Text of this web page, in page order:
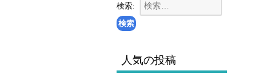
検索:
人気の投稿